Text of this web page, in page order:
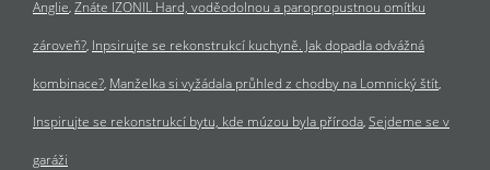
Anglie Znáte IZONIL Hard, voděodolnou a paropropustnou omítku
zároveň? Inpsirujte se rekonstrukcí kuchyně. Jak dopadla odvážná
kombinace? Manželka si vyžádala průhled z chodby na Lomnický štít
Inspirujte se rekonstrukcí bytu, kde múzou byla příroda Sejdeme se v
garáži